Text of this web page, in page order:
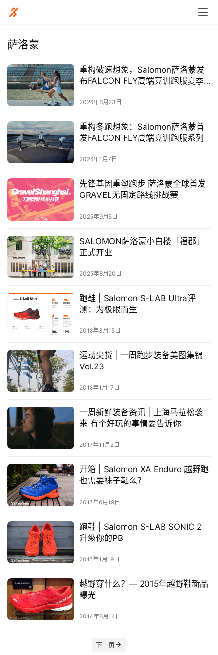
比
观
察
装
视
频
用
户
精
运
动
集
萨洛蒙
重构破速想象，Salomon萨洛蒙发
布FALCON FLY高端竞训跑服夏季
2026年6月23日
重构冬跑想象：Salomon萨洛蒙首
发FALCON FLY高端竞训跑服系列
2026年1月7日
先锋基因重塑跑步 萨洛蒙全球首发
GRAVEL无固定路线挑战赛
2025年9月5日
SALOMON萨洛蒙小白楼「福郡」
正式开业
2025年8月20日
跑鞋 | Salomon S-LAB Ultra评
测：为极限而生
2018年3月15日
运动尖货 | 一周跑步装备美图集锦
Vol.23
2018年1月17日
一周新鲜装备资讯 | 上海马拉松袭
来 有个好玩的事情要告诉你
2017年11月2日
开箱 | Salomon XA Enduro 越野跑
也需要袜子鞋么？
2017年6月19日
跑鞋 | Salomon S-LAB SONIC 2
升级你的PB
2017年1月19日
越野穿什么？— 2015年越野鞋新品
曝光
2014年8月14日
下一页